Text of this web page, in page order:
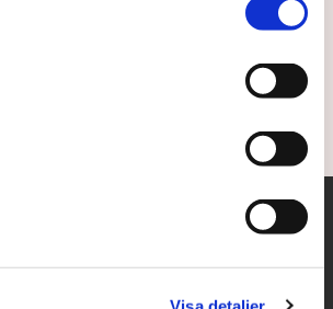
kan vara bara början. Om inte